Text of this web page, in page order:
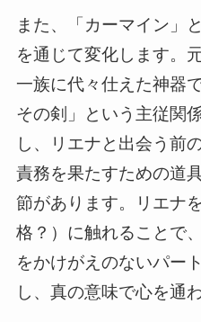
また、「カーマイン」
を通じて変化します。
一族に代々仕えた神器
その剣」という主従関
し、リエナと出会う前
責務を果たすための道
節があります。リエナ
格？）に触れることで
をかけがえのないパー
し、真の意味で心を通